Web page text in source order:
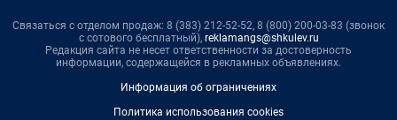
Связаться с отделом продаж: 8 (383) 212-52-52, 8 (800) 200-03-83 (звонок
с сотового бесплатный), reklamangs@shkulev.ru
Редакция сайта не несет ответственности за достоверность
информации, содержащейся в рекламных объявлениях.
Информация об ограничениях
Политика использования cookies